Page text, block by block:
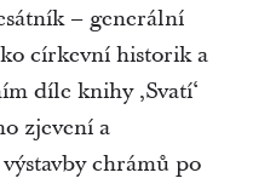
– generální
církevní historik a
díle knihy ‚Svatí‘
zjevení a
chrámů po